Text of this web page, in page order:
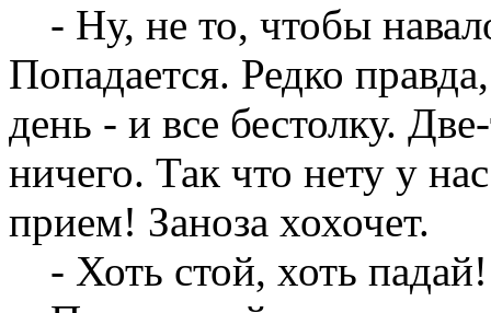
- Ну, не то, чтобы
Попадается. Редко
день - и все бестолку.
ничего. Так что нету у
прием! Заноза хохочет.
- Хоть стой, хоть